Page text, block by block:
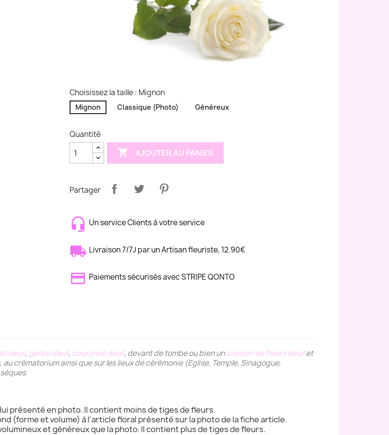
Choisissez la taille : Mignon
Mignon Classique (Photo) Généreux
Quantité
 AJOUTER AU PANIER
Partager
Un service Clients à votre service
Livraison 7/7J par un Artisan fleuriste, 12.90€
Paiements sécurisés avec STRIPE QONTO
deuil, gerbe deuil, couronne deuil, devant de tombe ou bien uncoussin de fleurs deuilet
crématorium ainsi que sur les lieux de cérémonie (Eglise, Temple, Sinagogue,
présenté en photo. Il contient moins de tiges de fleurs.
(forme et volume) à l'article floral présenté sur la photo de la fiche article.
et généreux que la photo. Il contient plus de tiges de fleurs.